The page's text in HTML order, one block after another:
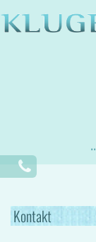
Kontakt